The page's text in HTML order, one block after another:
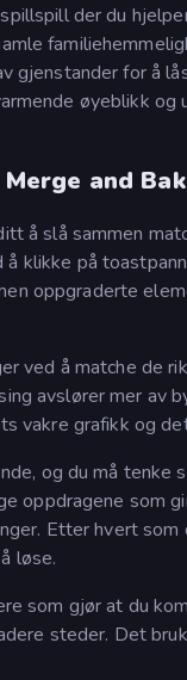
der du
gjenstander for å
øyeblikk
and
å slå sammen
klikke på
oppgraderte
ved å matche de
avslører mer av
vakre grafikk og
og du må tenke
oppdragene som
Etter hvert
løse.
som gjør at du
steder. Det